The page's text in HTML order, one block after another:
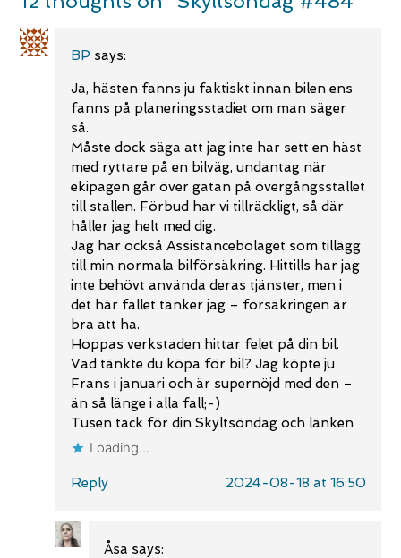
BP says:
Ja, hästen fanns ju faktiskt innan bilen ens
fanns på planeringsstadiet om man säger
så.
Måste dock säga att jag inte har sett en häst
med ryttare på en bilväg, undantag när
ekipagen går över gatan på övergångsstället
till stallen. Förbud har vi tillräckligt, så där
håller jag helt med dig.
Jag har också Assistancebolaget som tillägg
till min normala bilförsäkring. Hittills har jag
inte behövt använda deras tjänster, men i
det här fallet tänker jag – försäkringen är
bra att ha.
Hoppas verkstaden hittar felet på din bil.
Vad tänkte du köpa för bil? Jag köpte ju
Frans i januari och är supernöjd med den –
än så länge i alla fall;-)
Tusen tack för din Skyltsöndag och länken
Loading...
Reply 2024-08-18 at 16:50
Åsa says: